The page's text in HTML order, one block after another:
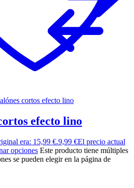
efecto lino
era: 15,99 €.9,99 €El precio actual
opciones Este producto tiene múltiples
se pueden elegir en la página de